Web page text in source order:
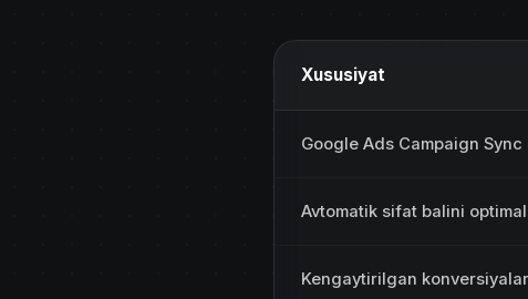
Xususiyat
Google Ads Campaign Sync
Avtomatik sifat balini
Kengaytirilgan